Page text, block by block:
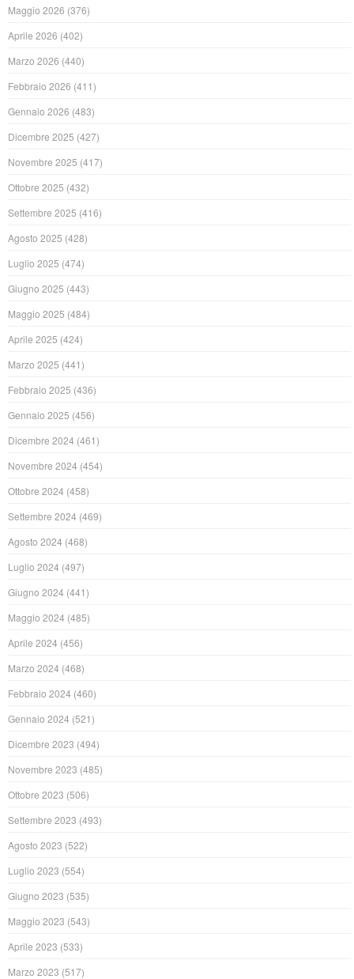
Maggio 2026 (376)
Aprile 2026 (402)
Marzo 2026 (440)
Febbraio 2026 (411)
Gennaio 2026 (483)
Dicembre 2025 (427)
Novembre 2025 (417)
Ottobre 2025 (432)
Settembre 2025 (416)
Agosto 2025 (428)
Luglio 2025 (474)
Giugno 2025 (443)
Maggio 2025 (484)
Aprile 2025 (424)
Marzo 2025 (441)
Febbraio 2025 (436)
Gennaio 2025 (456)
Dicembre 2024 (461)
Novembre 2024 (454)
Ottobre 2024 (458)
Settembre 2024 (469)
Agosto 2024 (468)
Luglio 2024 (497)
Giugno 2024 (441)
Maggio 2024 (485)
Aprile 2024 (456)
Marzo 2024 (468)
Febbraio 2024 (460)
Gennaio 2024 (521)
Dicembre 2023 (494)
Novembre 2023 (485)
Ottobre 2023 (506)
Settembre 2023 (493)
Agosto 2023 (522)
Luglio 2023 (554)
Giugno 2023 (535)
Maggio 2023 (543)
Aprile 2023 (533)
Marzo 2023 (517)